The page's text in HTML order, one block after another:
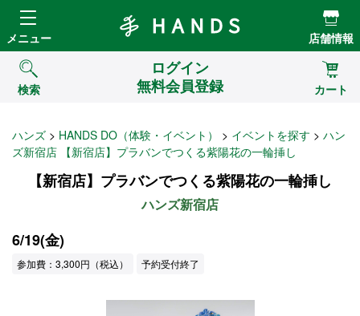
Hands ハンズ
メニュー 店舗情報
検索
ログイン
無料会員登録
カート
ハンズ HANDS DO（体験・イベント） イベントを探す
ハン
ズ新宿店 【新宿店】プラバンでつくる紫陽花の一輪挿し
【新宿店】プラバンでつくる紫陽花の一輪挿し
ハンズ新宿店
6/19(金)
参加費：3,300円（税込） 予約受付終了